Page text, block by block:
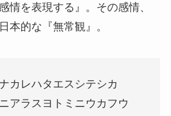
情を表現する』。その感情、
本的な『無常観』。
カレハタエスシテシカ
アラスヨトミニウカフウ